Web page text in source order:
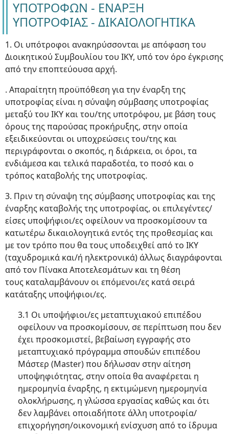
ΥΠΟΤΡΟΦΩΝ - ΕΝΑΡΞΗ
ΥΠΟΤΡΟΦΙΑΣ - ΔΙΚΑΙΟΛΟΓΗΤΙΚΑ
1. Οι υπότροφοι ανακηρύσσονται με απόφαση του
Διοικητικού Συμβουλίου του ΙΚΥ, υπό τον όρο έγκρισης
από την εποπτεύουσα αρχή.
. Απαραίτητη προϋπόθεση για την έναρξη της
υποτροφίας είναι η σύναψη σύμβασης υποτροφίας
μεταξύ του ΙΚΥ και του/της υποτρόφου, με βάση τους
όρους της παρούσας προκήρυξης, στην οποία
εξειδικεύονται οι υποχρεώσεις του/της και
περιγράφονται ο σκοπός, η διάρκεια, οι όροι, τα
ενδιάμεσα και τελικά παραδοτέα, το ποσό και ο
τρόπος καταβολής της υποτροφίας.
3. Πριν τη σύναψη της σύμβασης υποτροφίας και της
έναρξης καταβολής της υποτροφίας, οι επιλεγέντες/
είσες υποψήφιοι/ες οφείλουν να προσκομίσουν τα
κατωτέρω δικαιολογητικά εντός της προθεσμίας και
με τον τρόπο που θα τους υποδειχθεί από το ΙΚΥ
(ταχυδρομικά και/ή ηλεκτρονικά) άλλως διαγράφονται
από τον Πίνακα Αποτελεσμάτων και τη θέση
τους καταλαμβάνουν οι επόμενοι/ες κατά σειρά
κατάταξης υποψήφιοι/ες.
3.1 Οι υποψήφιοι/ες μεταπτυχιακού επιπέδου
οφείλουν να προσκομίσουν, σε περίπτωση που δεν
έχει προσκομιστεί, βεβαίωση εγγραφής στο
μεταπτυχιακό πρόγραμμα σπουδών επιπέδου
Μάστερ (Master) που δήλωσαν στην αίτηση
υποψηφιότητας, στην οποία θα αναφέρεται η
ημερομηνία έναρξης, η εκτιμώμενη ημερομηνία
ολοκλήρωσης, η γλώσσα εργασίας καθώς και ότι
δεν λαμβάνει οποιαδήποτε άλλη υποτροφία/
επιχορήγηση/οικονομική ενίσχυση από το ίδρυμα